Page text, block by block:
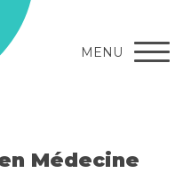
MENU
Médecine